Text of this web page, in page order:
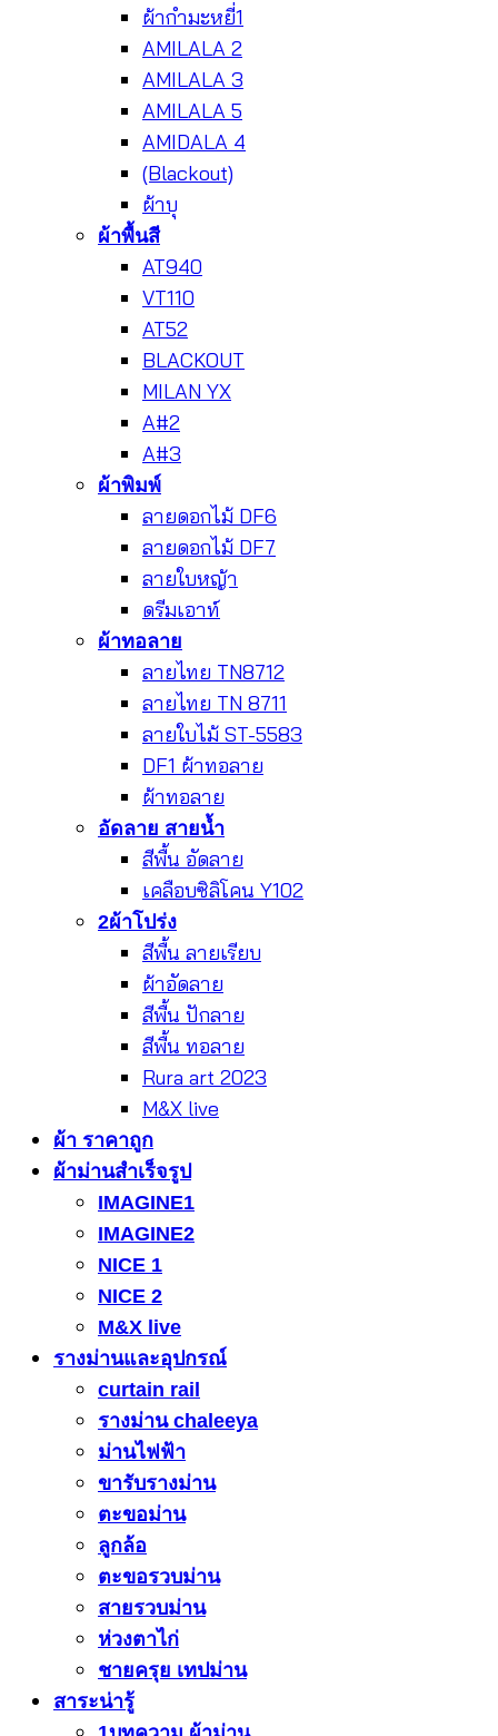
ผ้ากำมะหยี่1
AMILALA 2
AMILALA 3
AMILALA 5
AMIDALA 4
(Blackout)
ผ้าบุ
ผ้าพื้นสี
AT940
VT110
AT52
BLACKOUT
MILAN YX
A#2
A#3
ผ้าพิมพ์
ลายดอกไม้ DF6
ลายดอกไม้ DF7
ลายใบหญ้า
ดรีมเอาท์
ผ้าทอลาย
ลายไทย TN8712
ลายไทย TN 8711
ลายใบไม้ ST-5583
DF1 ผ้าทอลาย
ผ้าทอลาย
อัดลาย สายน้ำ
สีพื้น อัดลาย
เคลือบซิลิโคน Y102
2ผ้าโปร่ง
สีพื้น ลายเรียบ
ผ้าอัดลาย
สีพื้น ปักลาย
สีพื้น ทอลาย
Rura art 2023
M&X live
ผ้า ราคาถูก
ผ้าม่านสำเร็จรูป
IMAGINE1
IMAGINE2
NICE 1
NICE 2
M&X live
รางม่านและอุปกรณ์
curtain rail
รางม่าน chaleeya
ม่านไฟฟ้า
ขารับรางม่าน
ตะขอม่าน
ลูกล้อ
ตะขอรวบม่าน
สายรวบม่าน
ห่วงตาไก่
ชายครุย เทปม่าน
สาระน่ารู้